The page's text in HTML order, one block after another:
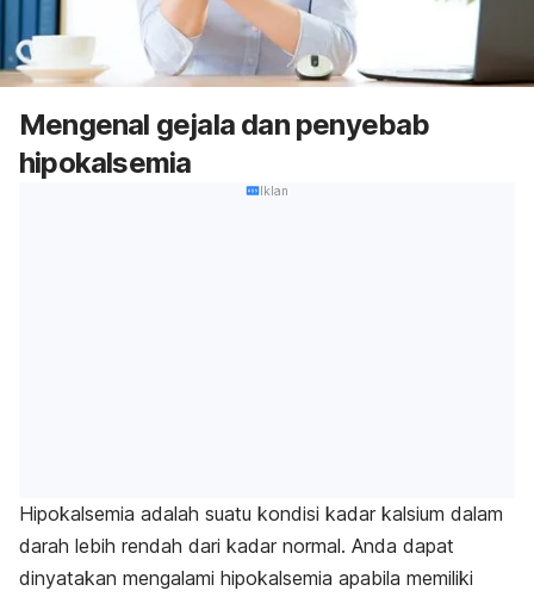
Mengenal gejala dan penyebab
hipokalsemia
Iklan
Hipokalsemia adalah suatu kondisi kadar kalsium dalam
darah lebih rendah dari kadar normal. Anda dapat
dinyatakan mengalami hipokalsemia apabila memiliki